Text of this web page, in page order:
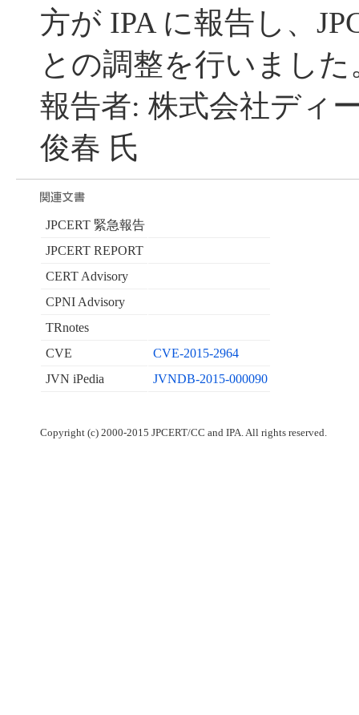
方が IPA に報告し、
との調整を行いました
報告者: 株式会社ディ
俊春 氏
JPCERT 緊急報告
JPCERT REPORT
CERT Advisory
CPNI Advisory
TRnotes
CVE
CVE-2015-2964
JVN iPedia
JVNDB-2015-000090
Copyright (c) 2000-2015 JPCERT/CC and IPA. All rights reserved.